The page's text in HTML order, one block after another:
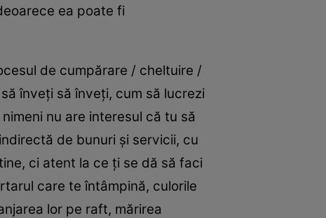
ea poate fi
de cumpărare / cheltuire /
înveţi să înveţi, cum să lucrezi
nu are interesul că tu să
de bunuri şi servicii, cu
ci atent la ce ţi se dă să faci
care te întâmpină, culorile
lor pe raft, mărirea